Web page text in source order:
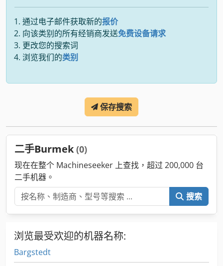
通过电子邮件获取新的报价
向该类别的所有经销商发送免费设备请求
更改您的搜索词
浏览我们的类别
保存搜索
二手Burmek (0)
现在在整个 Machineseeker 上查找，超过 200,000 台
二手机器。
搜索
浏览最受欢迎的机器名称:
Bargstedt